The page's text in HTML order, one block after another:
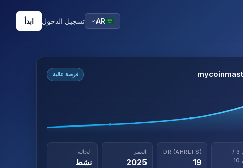
AR تسجيل الدخول ابدأ
فرصة عالية
أفضل 3 /
DR (AHREFS)
19
العمر
2025
الحالة
نشط